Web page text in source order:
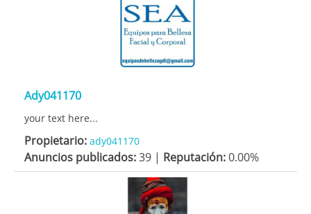
Ady041170
your text here...
Propietario: ady041170
Anuncios publicados:39 | Reputación:0.00%